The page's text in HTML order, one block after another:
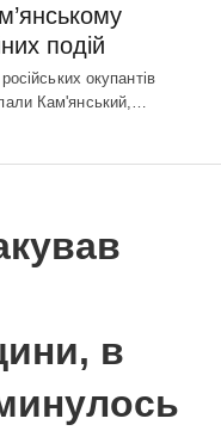
подій
окупантів
Кам'янський,…